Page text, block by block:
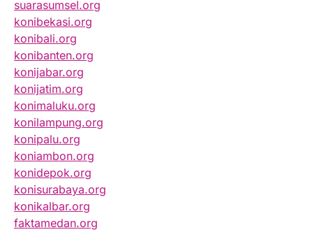
suarasumsel.org
konibekasi.org
konibali.org
konibanten.org
konijabar.org
konijatim.org
konimaluku.org
konilampung.org
konipalu.org
koniambon.org
konidepok.org
konisurabaya.org
konikalbar.org
faktamedan.org